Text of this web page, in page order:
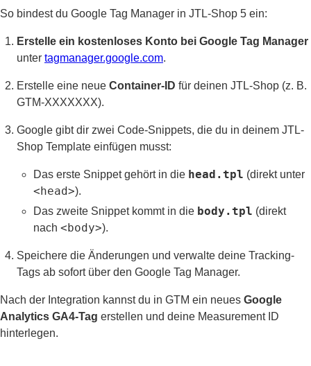
So bindest du Google Tag Manager in JTL-Shop 5 ein:
Erstelle ein kostenloses Konto bei Google Tag Manager
unter tagmanager.google.com.
Erstelle eine neue Container-ID für deinen JTL-Shop (z. B.
GTM-XXXXXXX).
Google gibt dir zwei Code-Snippets, die du in deinem JTL-
Shop Template einfügen musst:
Das erste Snippet gehört in die head.tpl (direkt unter
<head>).
Das zweite Snippet kommt in die body.tpl (direkt
nach <body>).
Speichere die Änderungen und verwalte deine Tracking-
Tags ab sofort über den Google Tag Manager.
Nach der Integration kannst du in GTM ein neues Google
Analytics GA4-Tag erstellen und deine Measurement ID
hinterlegen.